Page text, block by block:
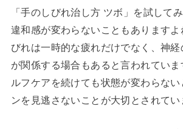
「手のしびれ治し方 ツボ」を試して
違和感が変わらないこともあります
びれは一時的な疲れだけでなく、神
が関係する場合もあると言われてい
ルフケアを続けても状態が変わらな
ンを見逃さないことが大切とされてい